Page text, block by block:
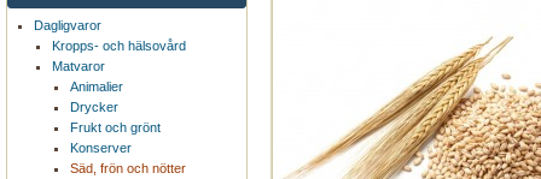
Dagligvaror
Kropps- och hälsovård
Matvaror
Animalier
Drycker
Frukt och grönt
Konserver
Säd, frön och nötter